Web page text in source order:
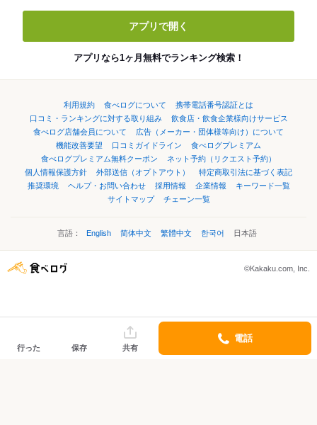
アプリで開く
アプリなら1ヶ月無料でランキング検索！
利用規約 食べログについて
携帯電話番号認証とは
口コミ・ランキングに対する取り組み
飲食店・飲食企業様向けサービス
食べログ店舗会員について
広告（メーカー・団体様等向け）について
機能改善要望
口コミガイドライン
食べログプレミアム
食べログプレミアム無料クーポン
ネット予約（リクエスト予約）
個人情報保護方針
外部送信（オプトアウト）
特定商取引法に基づく表記
推奨環境
ヘルプ・お問い合わせ 採用情報 企業情報
キーワード一覧
サイトマップ
チェーン一覧
言語： English 简体中文 繁體中文 한국어 日本語
©Kakaku.com, Inc.
行った 保存 共有
電話